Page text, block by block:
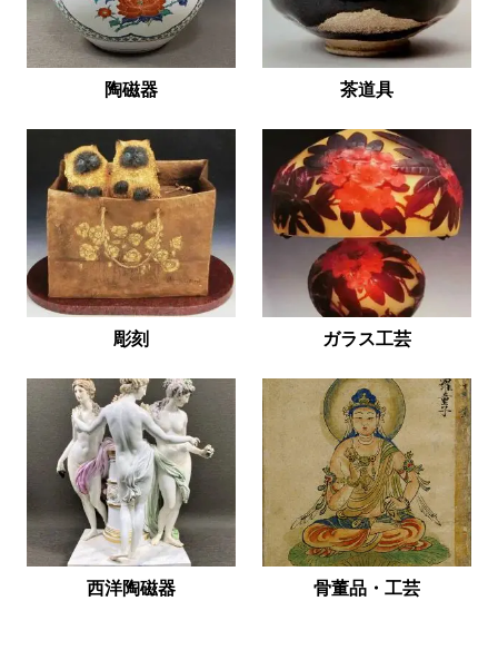
陶磁器 茶道具
彫刻 ガラス工芸
西洋陶磁器 骨董品・工芸